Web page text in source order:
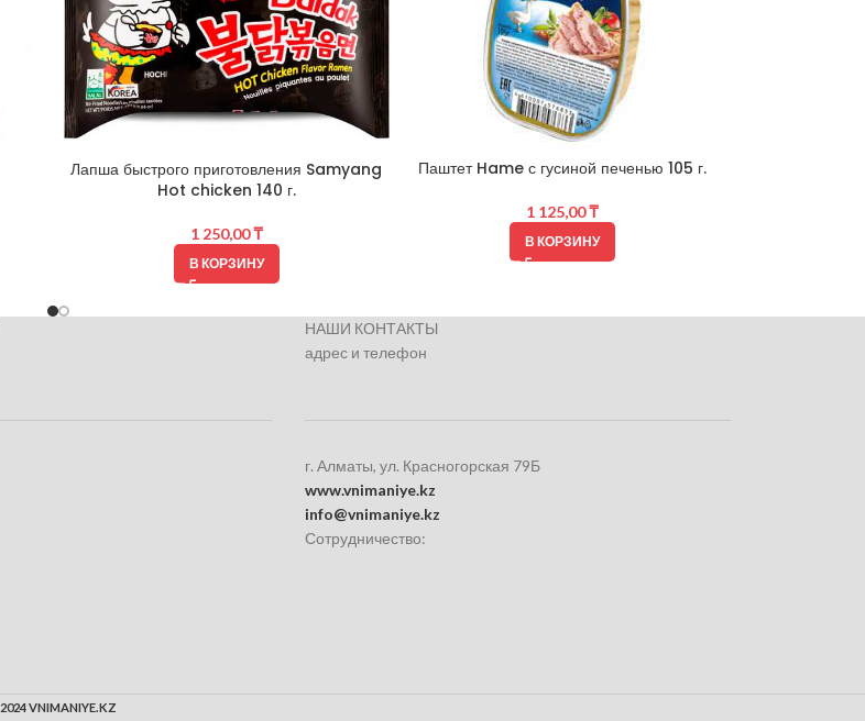
Лапша быстрого приготовления Samyang
Hot chicken 140 г.
1 250,00₸
В КОРЗИНУ
Паштет Hame с гусиной печенью 105 г.
1 125,00₸
В КОРЗИНУ
НАШИ КОНТАКТЫ
адрес и телефон
г. Алматы, ул. Красногорская 79Б
www.vnimaniye.kz
info@vnimaniye.kz
Сотрудничество:
2024 VNIMANIYE.KZ